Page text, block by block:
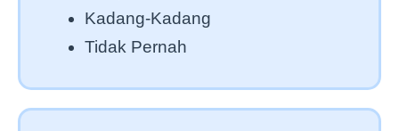
Kadang-Kadang
Tidak Pernah